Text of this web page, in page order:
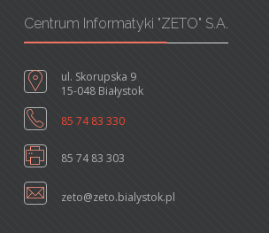
Centrum Informatyki "ZETO" S.A.
ul. Skorupska 9
15-048 Białystok
85 74 83 330
85 74 83 303
zeto@zeto.bialystok.pl